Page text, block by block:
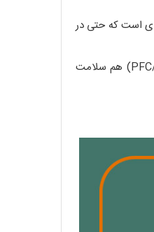
است که حتی در
جنس بدنه ترکیبی از 420HD Nylon و T-Snow Crust است که مقاومت بسیار خوبی در برابر پارگی و ساییدگی دارد. پوشش ضدآب آن (DWR بدون مواد مضر PFC/PFAS) هم سلامت